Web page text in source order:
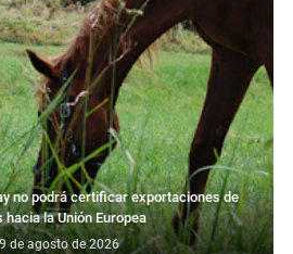
no podrá certificar exportaciones de
hacia la Unión Europea
de agosto de 2026